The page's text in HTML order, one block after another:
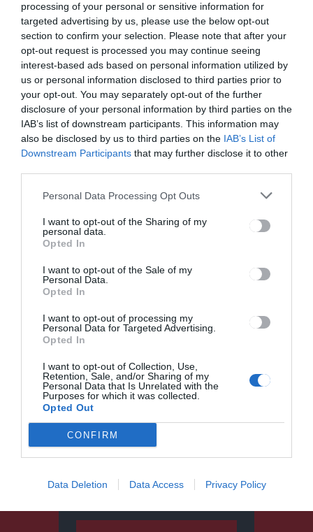
processing of your personal or sensitive information for
targeted advertising by us, please use the below opt-out
section to confirm your selection. Please note that after your
opt-out request is processed you may continue seeing
interest-based ads based on personal information utilized by
us or personal information disclosed to third parties prior to
your opt-out. You may separately opt-out of the further
disclosure of your personal information by third parties on the
IAB’s list of downstream participants. This information may
also be disclosed by us to third parties on the IAB’s List of
Downstream Participants that may further disclose it to other
Personal Data Processing Opt Outs
I want to opt-out of the Sharing of my
personal data.
Opted In
I want to opt-out of the Sale of my
Personal Data.
Opted In
I want to opt-out of processing my
Personal Data for Targeted Advertising.
Opted In
I want to opt-out of Collection, Use,
Retention, Sale, and/or Sharing of my
Personal Data that Is Unrelated with the
Purposes for which it was collected.
Opted Out
CONFIRM
Data Deletion Data Access Privacy Policy
HÍRLISTA
Végső búcsút vesznek ma II.
Erzsébet királynőtől
Április 26-án kezdődik a
Roncsautó program
Keresés
Kategóriák